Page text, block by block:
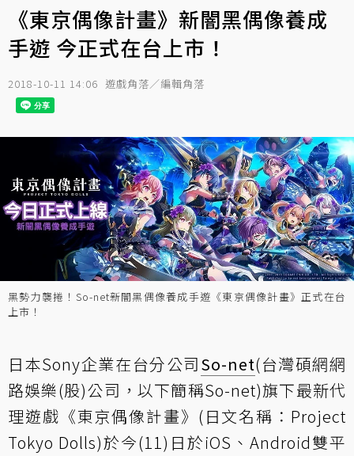
《東京偶像計畫》新闇黑偶像養成
手遊 今正式在台上市！
2018-10-11 14:06 遊戲角落／編輯角落
黑勢力襲捲！So-net新闇黑偶像養成手遊《東京偶像計畫》正式在台
上市！
日本Sony企業在台分公司So-net(台灣碩網網
路娛樂(股)公司，以下簡稱So-net)旗下最新代
理遊戲《東京偶像計畫》(日文名稱：Project
Tokyo Dolls)於今(11)日於iOS、Android雙平